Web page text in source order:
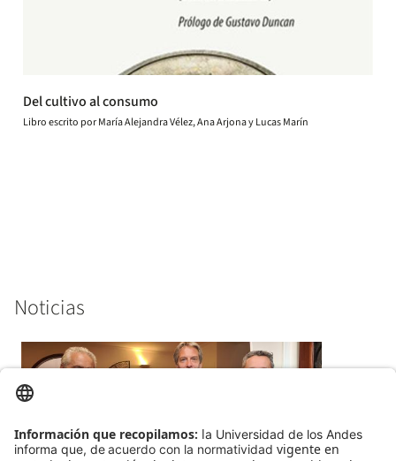
Del cultivo al consumo
Libro escrito por María Alejandra Vélez, Ana Arjona y Lucas Marín
Noticias